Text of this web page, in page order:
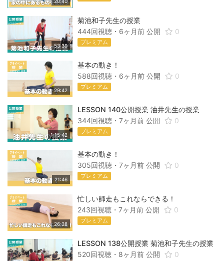
53:39
菊池和子先生の授業
444回視聴・ 6ヶ月前 公開 0
プレミアム
29:42
基本の動き！
588回視聴・ 6ヶ月前 公開 0
プレミアム
1:15:42
LESSON 140公開授業 油井先生の授業
344回視聴・ 7ヶ月前 公開 0
プレミアム
21:46
基本の動き！
305回視聴・ 7ヶ月前 公開 0
プレミアム
26:38
忙しい師走もこれならできる！
243回視聴・ 7ヶ月前 公開 0
プレミアム
LESSON 138公開授業 菊池和子先生の授業
520回視聴・ 8ヶ月前 公開 0